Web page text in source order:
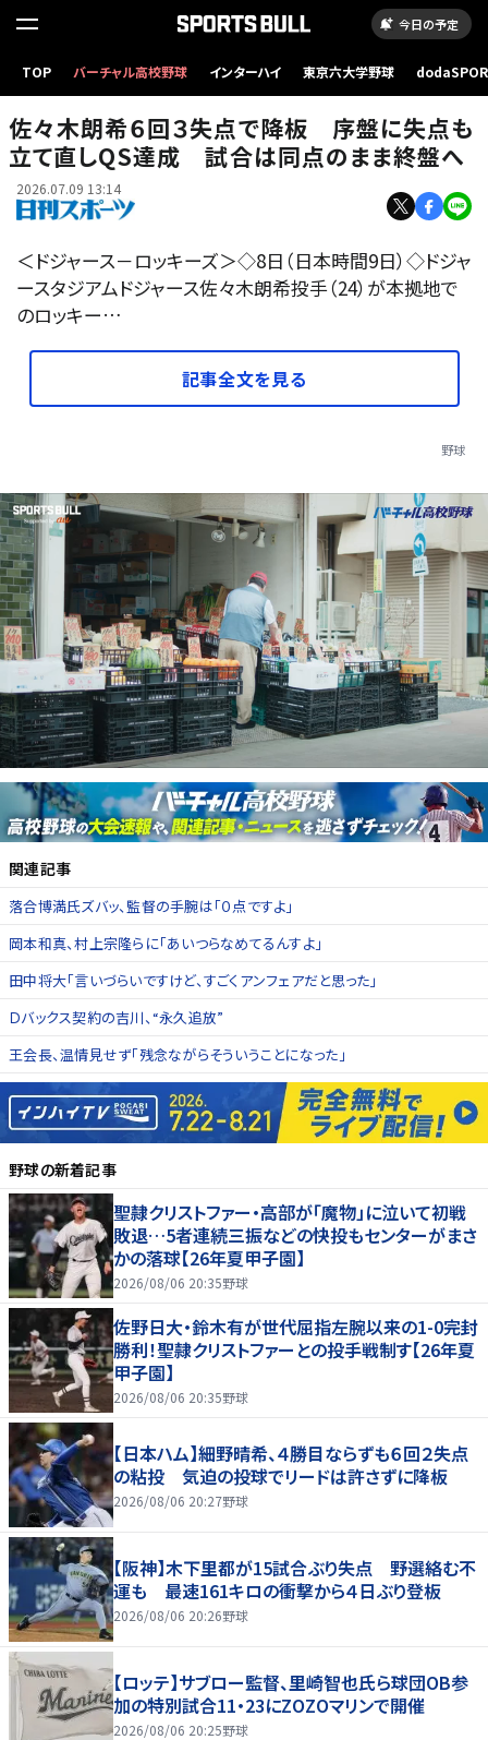
今日の予定
TOP バーチャル高校野球 インターハイ 東京六大学野球
【写真】ロッキーズ戦に先発するドジャース佐々木朗希（AP）
佐々木朗希６回３失点で降板 序盤に失点も
立て直しQS達成 試合は同点のまま終盤へ
2026.07.09 13:14
＜ドジャース－ロッキーズ＞◇8日（日本時間9日）◇ドジャ
ースタジアムドジャース佐々木朗希投手（24）が本拠地で
のロッキー…
記事全文を見る
野球
関連記事
落合博満氏ズバッ、監督の手腕は「０点ですよ」
岡本和真、村上宗隆らに「あいつらなめてるんすよ」
田中将大「言いづらいですけど、すごくアンフェアだと思った」
Ｄバックス契約の吉川、“永久追放”
王会長、温情見せず「残念ながらそういうことになった」
野球の新着記事
聖隷クリストファー・高部が「魔物」に泣いて初戦
敗退…5者連続三振などの快投もセンターがまさ
かの落球【26年夏甲子園】
2026/08/06 20:35野球
佐野日大・鈴木有が世代屈指左腕以来の1-0完封
勝利！聖隷クリストファーとの投手戦制す【26年夏
甲子園】
2026/08/06 20:35野球
【日本ハム】細野晴希、４勝目ならずも６回２失点
の粘投 気迫の投球でリードは許さずに降板
2026/08/06 20:27野球
【阪神】木下里都が15試合ぶり失点 野選絡む不
運も 最速161キロの衝撃から４日ぶり登板
2026/08/06 20:26野球
【ロッテ】サブロー監督、里崎智也氏ら球団OB参
加の特別試合11・23にZOZOマリンで開催
2026/08/06 20:25野球